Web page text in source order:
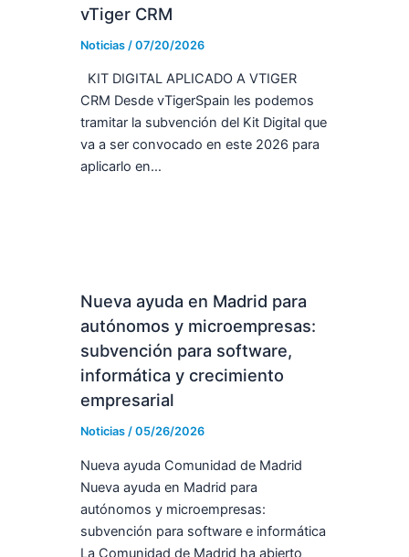
vTiger CRM
Noticias/ 07/20/2026
KIT DIGITAL APLICADO A VTIGER
CRM Desde vTigerSpain les podemos
tramitar la subvención del Kit Digital que
va a ser convocado en este 2026 para
aplicarlo en…
Nueva ayuda en Madrid para
autónomos y microempresas:
subvención para software,
informática y crecimiento
empresarial
Noticias/ 05/26/2026
Nueva ayuda Comunidad de Madrid
Nueva ayuda en Madrid para
autónomos y microempresas:
subvención para software e informática
La Comunidad de Madrid ha abierto